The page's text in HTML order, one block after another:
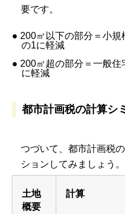
要です。
● 200㎡以下の部分＝小
の1に軽減
● 200㎡超の部分＝一般
に軽減
都市計画税の計算シ
つづいて、都市計画税
ションしてみましょう。
土地
概要
計算